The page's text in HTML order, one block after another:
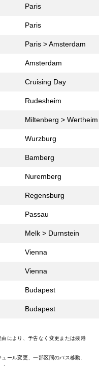
Paris
Paris
Paris > Amsterdam
Amsterdam
Cruising Day
Rudesheim
Miltenberg > Wertheim
Wurzburg
Bamberg
Nuremberg
Regensburg
Passau
Melk > Durnstein
Vienna
Vienna
Budapest
Budapest
により、予告なく変更または抜港
ール変更、一部区間のバス移動、